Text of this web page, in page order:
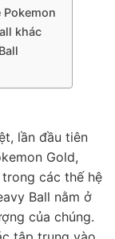
Pokemon
khác
lần đầu tiên
Gold,
các thế hệ
Ball nằm ở
của chúng.